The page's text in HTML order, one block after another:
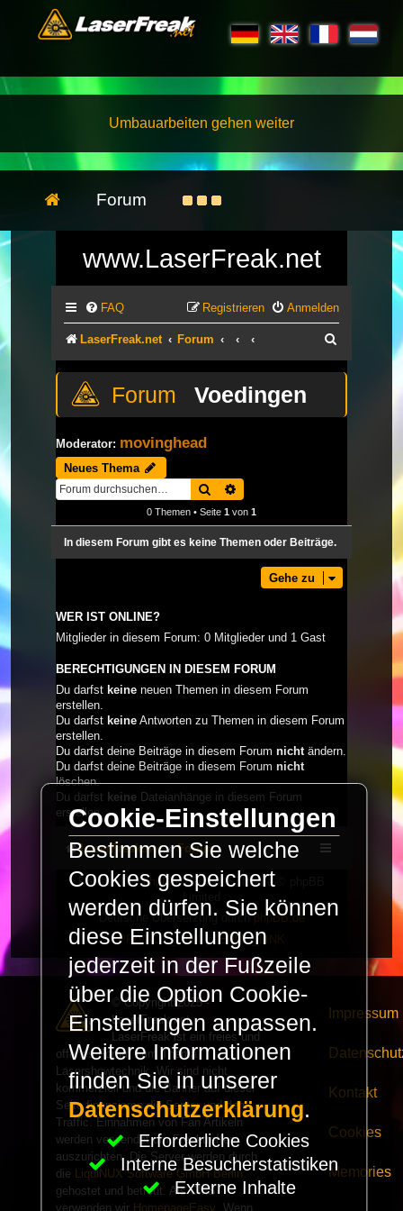
Umbauarbeiten gehen weiter
Forum
www.LaserFreak.net
FAQ Anmelden
Registrieren
LaserFreak.net Forum
Voedingen
Moderator: movinghead
Neues Thema
Suche
0 Themen • Seite 1 von 1
In diesem Forum gibt es keine Themen oder Beiträge.
Gehe zu
WER IST ONLINE?
Mitglieder in diesem Forum: 0 Mitglieder und 1 Gast
BERECHTIGUNGEN IN DIESEM FORUM
Du darfst keine neuen Themen in diesem Forum
erstellen.
Du darfst keine Antworten zu Themen in diesem Forum
erstellen.
Du darfst deine Beiträge in diesem Forum nichtändern.
Du darfst deine Beiträge in diesem Forum nicht
löschen.
Du darfst keine Dateianhänge in diesem Forum
erstellen.
LaserFreak.net Forum
Powered byphpBB® Forum Software © phpBB
Limited
Deutsche Übersetzung durchphpBB.de
PRIVACY_LINK | TERMS_LINK
© Copyright 2025 -
LaserFreak.net
LaserFreak ist ein freies und
offenes Forum zum Thema
Lasershowtechnik. Wir sind nicht
kommerziell und die Banner auf dieser
Seite finanzieren die Server und den
Traffic. Einnahmen von Fan Artikeln
werden verwendet um Freaktreffen
auszurichten. Die Server werden durch
die LiquiNUX Software GmbH Berlin
gehostet und betreut. Als CMS
verwenden wir HomepageEasy . Wenn
Impressum
Kontakt
Cookies
Memories
Cookie-Einstellungen
Bestimmen Sie welche
Cookies gespeichert
werden dürfen. Sie können
diese Einstellungen
jederzeit in der Fußzeile
über die Option Cookie-
Einstellungen anpassen.
Weitere Informationen
finden Sie in unserer
Datenschutzerklärung.
Erforderliche Cookies
Interne Besucherstatistiken
Externe Inhalte